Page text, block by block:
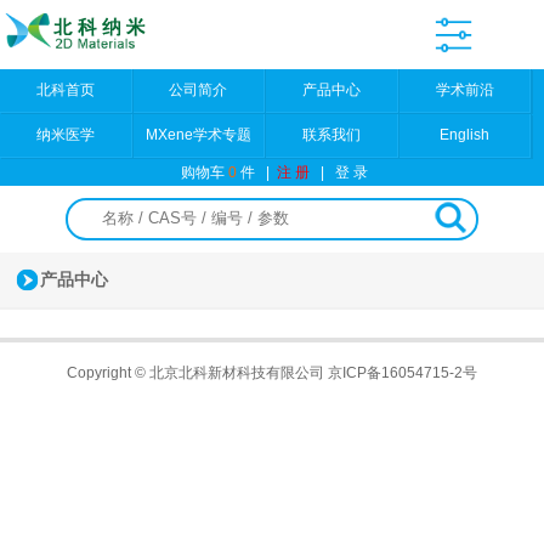
北科首页 公司简介 产品中心 学术前沿
纳米医学 MXene学术专题 联系我们 English
购物车0件 |注 册 |登 录
产品中心
Copyright © 北京北科新材科技有限公司 京ICP备16054715-2号